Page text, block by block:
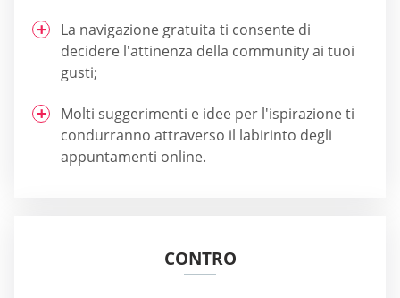
La navigazione gratuita ti consente di
decidere l'attinenza della community ai tuoi
gusti;
Molti suggerimenti e idee per l'ispirazione ti
condurranno attraverso il labirinto degli
appuntamenti online.
CONTRO